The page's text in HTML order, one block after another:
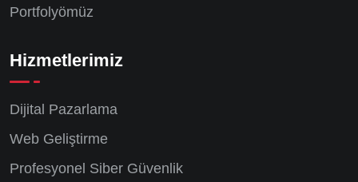
Portfolyömüz
Hizmetlerimiz
Dijital Pazarlama
Web Geliştirme
Profesyonel Siber Güvenlik